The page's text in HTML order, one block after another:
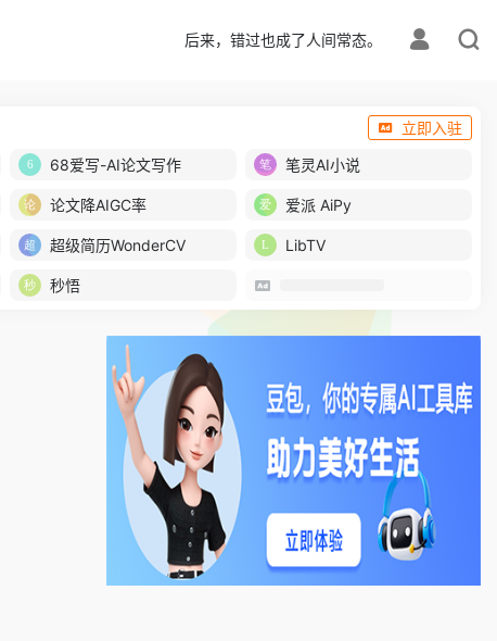
后来，错过也成了人间常态。
立即入驻
68爱写-AI论文写作 笔灵AI小说
论文降AIGC率 爱派 AiPy
超级简历WonderCV LibTV
秒悟